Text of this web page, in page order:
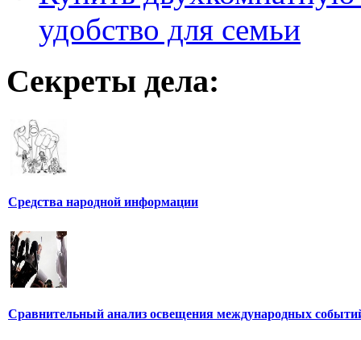
удобство для семьи
Секреты дела:
Средства народной информации
Сравнительный анализ освещения международных